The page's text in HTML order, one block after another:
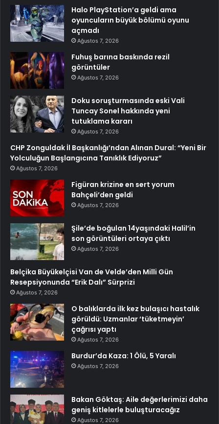
Halo PlayStation’a geldi ama
oyuncuların büyük bölümü oyunu
açmadı
Ağustos 7, 2026
Fuhuş barına baskında rezil
görüntüler
Ağustos 7, 2026
Doku soruşturmasında eski Vali
Tuncay Sonel hakkında yeni
tutuklama kararı
Ağustos 7, 2026
CHP Zonguldak İl Başkanlığı’ndan Alınan Dural: “Yeni Bir
Yolculuğun Başlangıcına Tanıklık Ediyoruz”
Ağustos 7, 2026
Figüran krizine en sert yorum
Bahçeli’den geldi
Ağustos 7, 2026
Şile’de boğulan 14yaşındaki Halil’in
son görüntüleri ortaya çıktı
Ağustos 7, 2026
Belçika Büyükelçisi Van de Velde’den Milli Gün
Resepsiyonunda “Erik Dalı” Sürprizi
Ağustos 7, 2026
O balıklarda ilk kez bulaşıcı hastalık
görüldü: Uzmanlar ‘tüketmeyin’
çağrısı yaptı
Ağustos 7, 2026
Burdur’da Kaza: 1 Ölü, 5 Yaralı
Ağustos 7, 2026
Bakan Göktaş: Aile değerlerimizi daha
geniş kitlelerle buluşturacağız
Ağustos 7, 2026